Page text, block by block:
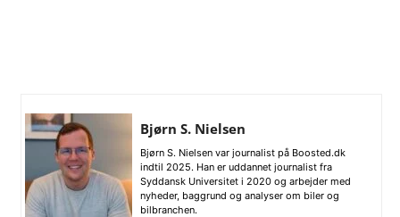
Bjørn S. Nielsen
Bjørn S. Nielsen var journalist på Boosted.dk
indtil 2025. Han er uddannet journalist fra
Syddansk Universitet i 2020 og arbejder med
nyheder, baggrund og analyser om biler og
bilbranchen.